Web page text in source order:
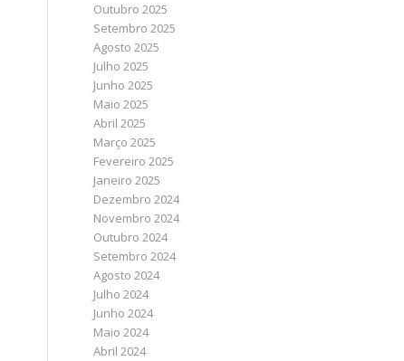
Outubro 2025
Setembro 2025
Agosto 2025
Julho 2025
Junho 2025
Maio 2025
Abril 2025
Março 2025
Fevereiro 2025
Janeiro 2025
Dezembro 2024
Novembro 2024
Outubro 2024
Setembro 2024
Agosto 2024
Julho 2024
Junho 2024
Maio 2024
Abril 2024